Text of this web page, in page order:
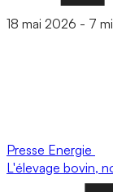
18 mai 2026 - 7
Presse Energie
L'élevage bovin,